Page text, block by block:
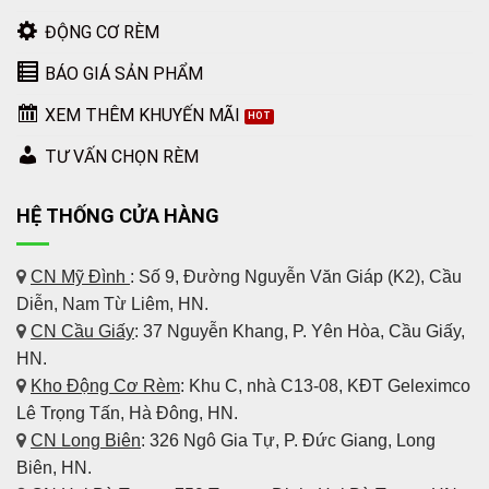
ĐỘNG CƠ RÈM
BÁO GIÁ SẢN PHẨM
XEM THÊM KHUYẾN MÃI
TƯ VẤN CHỌN RÈM
HỆ THỐNG CỬA HÀNG
CN Mỹ Đình : Số 9, Đường Nguyễn Văn Giáp (K2), Cầu
Diễn, Nam Từ Liêm, HN.
CN Cầu Giấy: 37 Nguyễn Khang, P. Yên Hòa, Cầu Giấy,
HN.
Kho Động Cơ Rèm: Khu C, nhà C13-08, KĐT Geleximco
Lê Trọng Tấn, Hà Đông, HN.
CN Long Biên: 326 Ngô Gia Tự, P. Đức Giang, Long
Biên, HN.